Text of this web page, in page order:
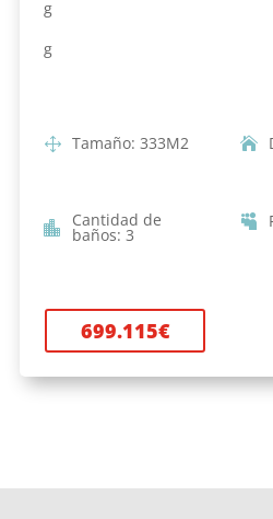
g
g
Tamaño: 333M2
Cantidad de
baños: 3
699.115€